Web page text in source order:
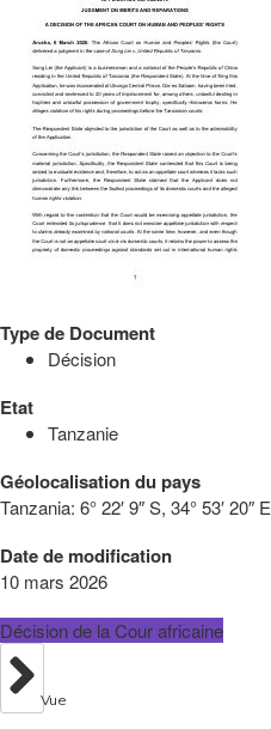
Type de Document
Décision
Etat
Tanzanie
Géolocalisation du pays
Tanzania: 6° 22′ 9″ S, 34° 53′ 20″ E
Date de modification
10 mars 2026
Décision de la Cour africaine
Vue